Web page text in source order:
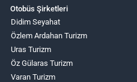
Otobüs Şirketleri
Didim Seyahat
Özlem Ardahan Turizm
Uras Turizm
Öz Gülaras Turizm
Varan Turizm